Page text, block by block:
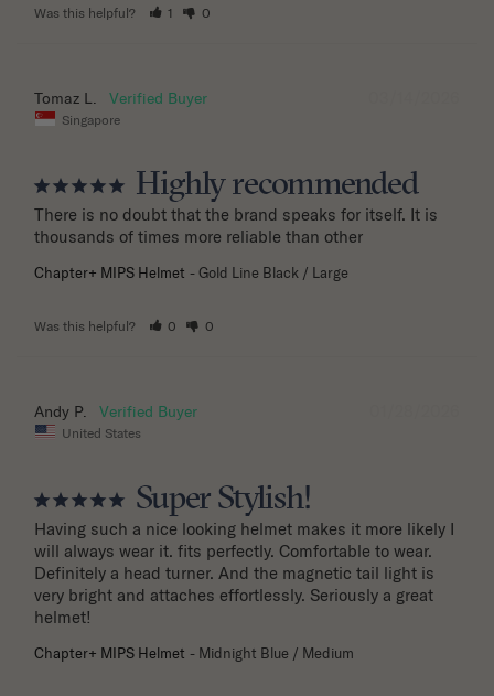
Was this helpful? 1 0
Tomaz L.
Singapore
Highly recommended
There is no doubt that the brand speaks for itself. It is
thousands of times more reliable than other
Chapter+ MIPS Helmet Gold Line Black / Large
Was this helpful? 0 0
Andy P.
United States
Super Stylish!
Having such a nice looking helmet makes it more likely I
will always wear it. fits perfectly. Comfortable to wear.
Definitely a head turner. And the magnetic tail light is
very bright and attaches effortlessly. Seriously a great
helmet!
Chapter+ MIPS Helmet Midnight Blue / Medium